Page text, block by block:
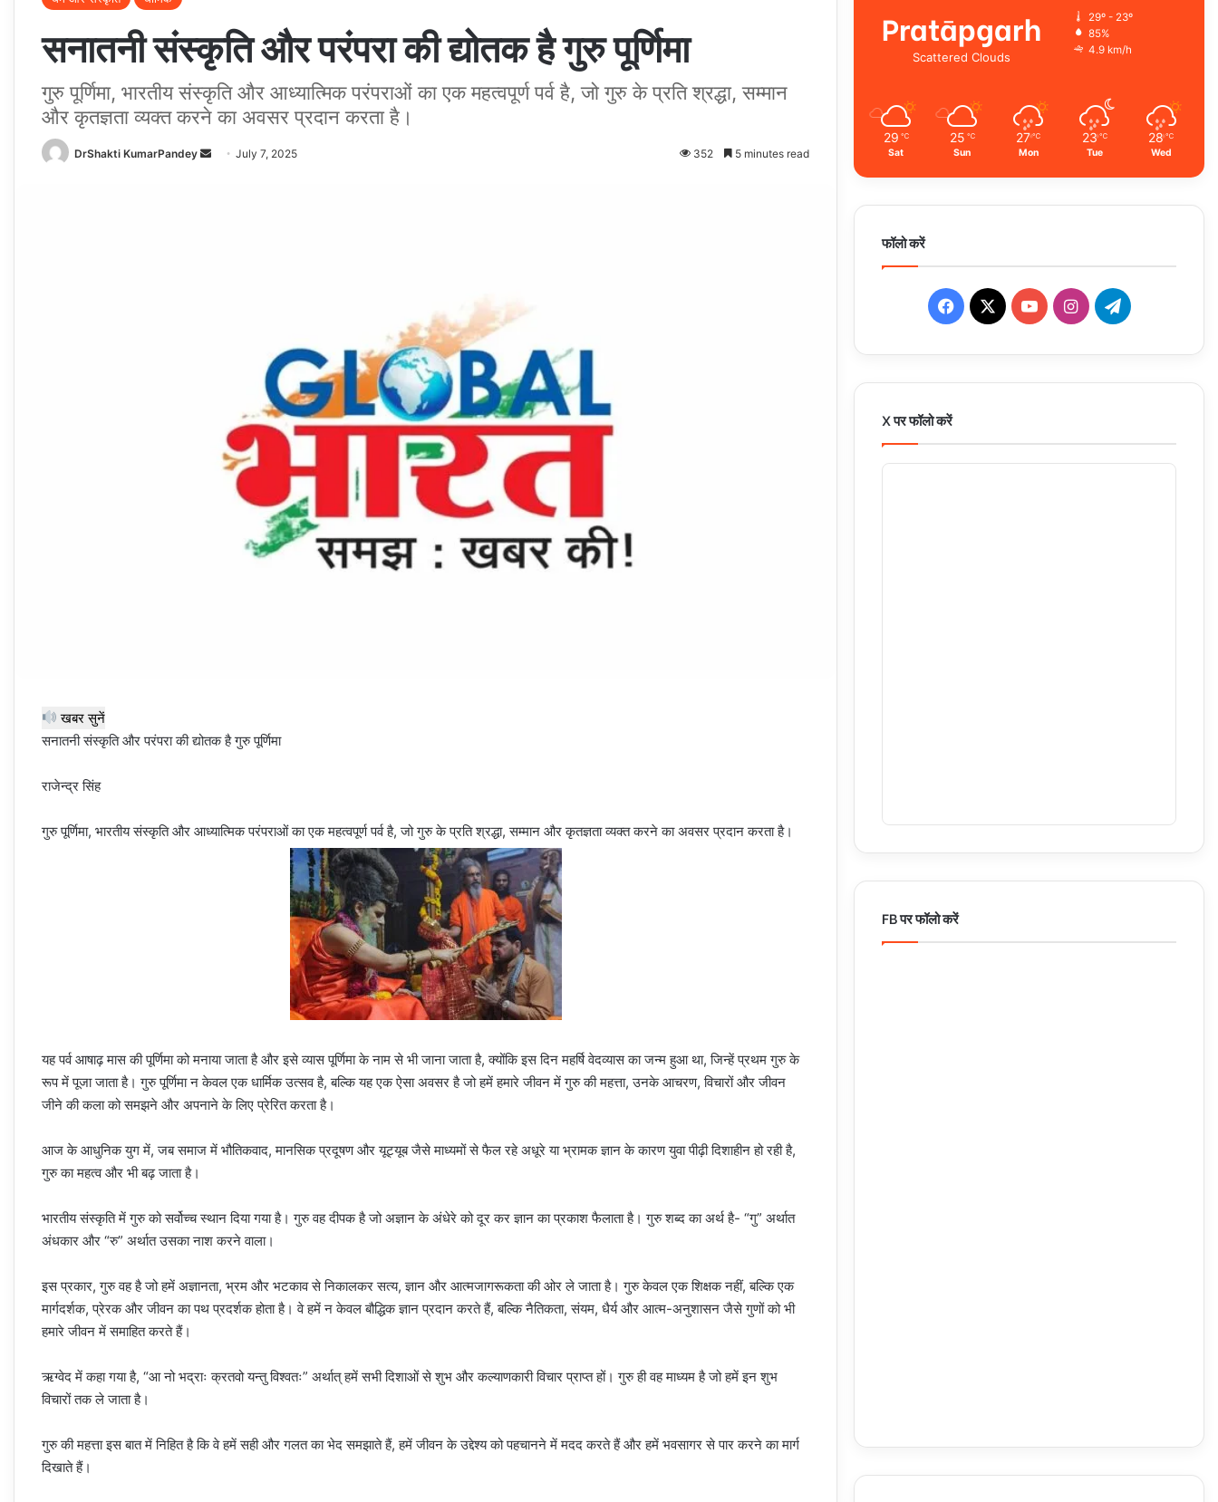
सनातनी संस्कृति और परंपरा की द्योतक है गुरु पूर्णिमा
गुरु पूर्णिमा, भारतीय संस्कृति और आध्यात्मिक परंपराओं का एक महत्वपूर्ण पर्व है, जो गुरु के प्रति श्रद्धा, सम्मान
और कृतज्ञता व्यक्त करने का अवसर प्रदान करता है।
DrShakti KumarPandey
Send July 7, 2025 352 5 minutes read
खबर सुनें
सनातनी संस्कृति और परंपरा की द्योतक है गुरु पूर्णिमा
राजेन्द्र सिंह
गुरु पूर्णिमा, भारतीय संस्कृति और आध्यात्मिक परंपराओं का एक महत्वपूर्ण पर्व है, जो गुरु के प्रति श्रद्धा, सम्मान और कृतज्ञता व्यक्त करने का अवसर प्रदान करता है।
यह पर्व आषाढ़ मास की पूर्णिमा को मनाया जाता है और इसे व्यास पूर्णिमा के नाम से भी जाना जाता है, क्योंकि इस दिन महर्षि वेदव्यास का जन्म हुआ था, जिन्हें प्रथम गुरु के
रूप में पूजा जाता है। गुरु पूर्णिमा न केवल एक धार्मिक उत्सव है, बल्कि यह एक ऐसा अवसर है जो हमें हमारे जीवन में गुरु की महत्ता, उनके आचरण, विचारों और जीवन
जीने की कला को समझने और अपनाने के लिए प्रेरित करता है।
आज के आधुनिक युग में, जब समाज में भौतिकवाद, मानसिक प्रदूषण और यूट्यूब जैसे माध्यमों से फैल रहे अधूरे या भ्रामक ज्ञान के कारण युवा पीढ़ी दिशाहीन हो रही है,
गुरु का महत्व और भी बढ़ जाता है।
भारतीय संस्कृति में गुरु को सर्वोच्च स्थान दिया गया है। गुरु वह दीपक है जो अज्ञान के अंधेरे को दूर कर ज्ञान का प्रकाश फैलाता है। गुरु शब्द का अर्थ है- “गु” अर्थात
अंधकार और “रु” अर्थात उसका नाश करने वाला।
इस प्रकार, गुरु वह है जो हमें अज्ञानता, भ्रम और भटकाव से निकालकर सत्य, ज्ञान और आत्मजागरूकता की ओर ले जाता है। गुरु केवल एक शिक्षक नहीं, बल्कि एक
मार्गदर्शक, प्रेरक और जीवन का पथ प्रदर्शक होता है। वे हमें न केवल बौद्धिक ज्ञान प्रदान करते हैं, बल्कि नैतिकता, संयम, धैर्य और आत्म-अनुशासन जैसे गुणों को भी
हमारे जीवन में समाहित करते हैं।
ऋग्वेद में कहा गया है, “आ नो भद्राः क्रतवो यन्तु विश्वतः” अर्थात् हमें सभी दिशाओं से शुभ और कल्याणकारी विचार प्राप्त हों। गुरु ही वह माध्यम है जो हमें इन शुभ
विचारों तक ले जाता है।
गुरु की महत्ता इस बात में निहित है कि वे हमें सही और गलत का भेद समझाते हैं, हमें जीवन के उद्देश्य को पहचानने में मदद करते हैं और हमें भवसागर से पार करने का मार्ग
दिखाते हैं।
Pratāpgarh
Scattered Clouds
29º - 23º
85%
4.9 km/h
29 ℃
Sat
25 ℃
Sun
27 ℃
Mon
23 ℃
Tue
28 ℃
Wed
फॉलो करें
Facebook
X YouTubeInstagramTelegram
X पर फॉलो करें
FB पर फॉलो करें